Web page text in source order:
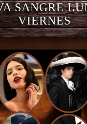
SANGRE
VIERNES